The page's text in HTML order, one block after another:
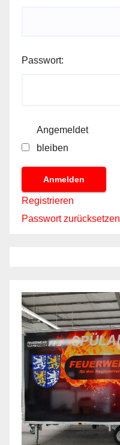
Passwort:
Angemeldet
bleiben
Anmelden
Registrieren
Passwort zurücksetzen